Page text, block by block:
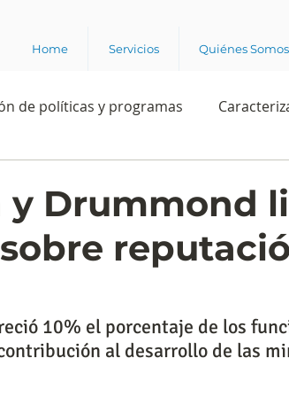
Home Servicios Quiénes Somos
de políticas y programas
Rating Política Intención de voto
laboral Experiencia del cliente
y Drummond
10% el porcentaje de los
al desarrollo de las